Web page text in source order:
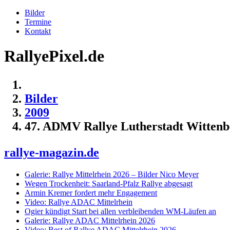
Bilder
Termine
Kontakt
RallyePixel.de
Bilder
2009
47. ADMV Rallye Lutherstadt
rallye-magazin.de
Galerie: Rallye Mittelrhein 2026 – Bilder Nico Meyer
Wegen Trockenheit: Saarland-Pfalz Rallye abgesagt
Armin Kremer fordert mehr Engagement
Video: Rallye ADAC Mittelrhein
Ogier kündigt Start bei allen verbleibenden WM-Läufen an
Galerie: Rallye ADAC Mittelrhein 2026